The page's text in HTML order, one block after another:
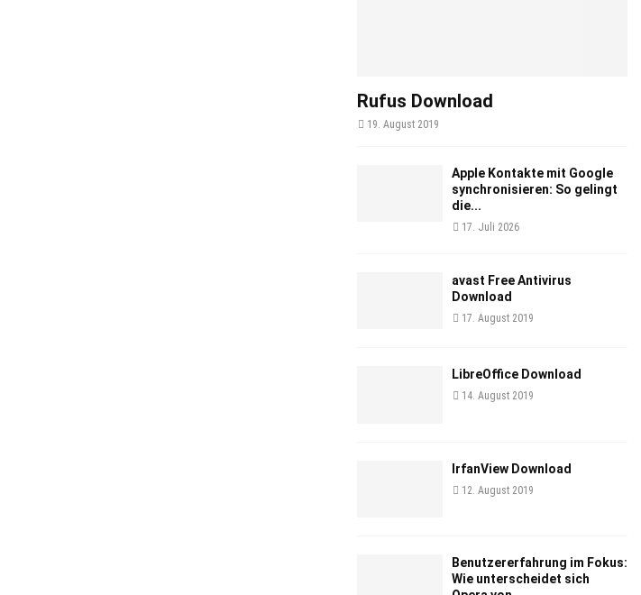
Rufus Download
19. August 2019
Apple Kontakte mit Google
synchronisieren: So gelingt
die...
17. Juli 2026
avast Free Antivirus
Download
17. August 2019
LibreOffice Download
14. August 2019
IrfanView Download
12. August 2019
Benutzererfahrung im Fokus:
Wie unterscheidet sich